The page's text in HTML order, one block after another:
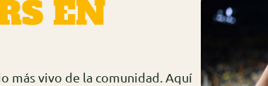
EN
más vivo de la comunidad. Aquí